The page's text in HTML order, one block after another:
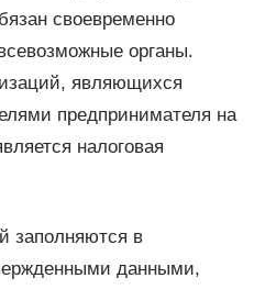
своевременно
органы.
являющихся
предпринимателя на
налоговая
заполняются в
данными,